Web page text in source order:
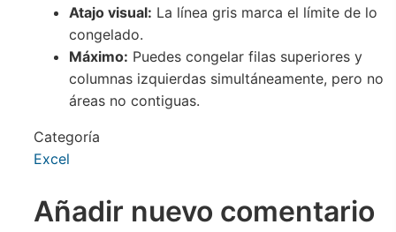
Atajo visual: La línea gris marca el límite de lo
congelado.
Máximo: Puedes congelar filas superiores y
columnas izquierdas simultáneamente, pero no
áreas no contiguas.
Categoría
Excel
Añadir nuevo comentario